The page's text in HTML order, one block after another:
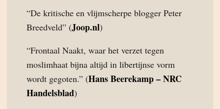
“De kritische en vlijmscherpe blogger Peter
Breedveld” (Joop.nl)
“Frontaal Naakt, waar het verzet tegen
moslimhaat bijna altijd in libertijnse vorm
wordt gegoten.” (Hans Beerekamp – NRC
Handelsblad)